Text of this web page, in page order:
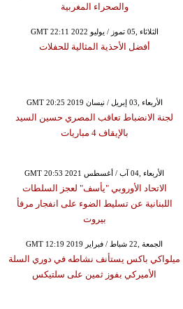
والصحراء المغربية
GMT 22:11 2022 الثلاثاء ,05 تموز / يوليو
أفضل الأحذية المثالية للحفلات
GMT 20:25 2019 الأربعاء ,03 إبريل / نيسان
لجنة الانضباط تعاقب المصري حسين السيد
بالإيقاف 4 مباريات
GMT 20:53 2021 الأربعاء ,04 آب / أغسطس
الاتحاد الأوروبي "يأسف" لعجز السلطات
اللبنانية عن تسليط الضوء على انفجار مرفأ
بيروت
GMT 12:19 2019 الجمعة ,22 شباط / فبراير
ميلواكي باكس يستأنف نشاطه في دوري السلة
الأميركي بفوز ثمين على سلتيكس